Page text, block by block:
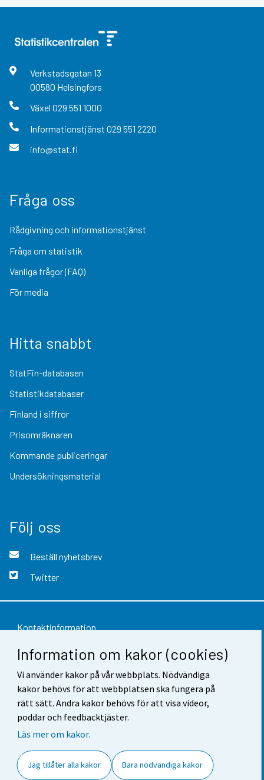
Information om kakor (cookies)
Vi använder kakor på vår webbplats. Nödvändiga
kakor behövs för att webbplatsen ska fungera på
rätt sätt. Andra kakor behövs för att visa videor,
poddar och feedbacktjäster.
Läs mer om kakor.
Jag tillåter alla kakor Bara nödvändiga kakor
Verkstadsgatan 13
00580 Helsingfors
Växel 029 551 1000
Informationstjänst 029 551 2220
info@stat.fi
Fråga oss
Rådgivning och informationstjänst
Fråga om statistik
Vanliga frågor (FAQ)
För media
Hitta snabbt
StatFin-databasen
Statistikdatabaser
Finland i siffror
Prisomräknaren
Kommande publiceringar
Undersökningsmaterial
Följ oss
Beställ nyhetsbrev
Twitter
Kontaktinformation
Respons
Användarvillkor
Dataskydd
Tillgänglighet
Cookie-inställningar